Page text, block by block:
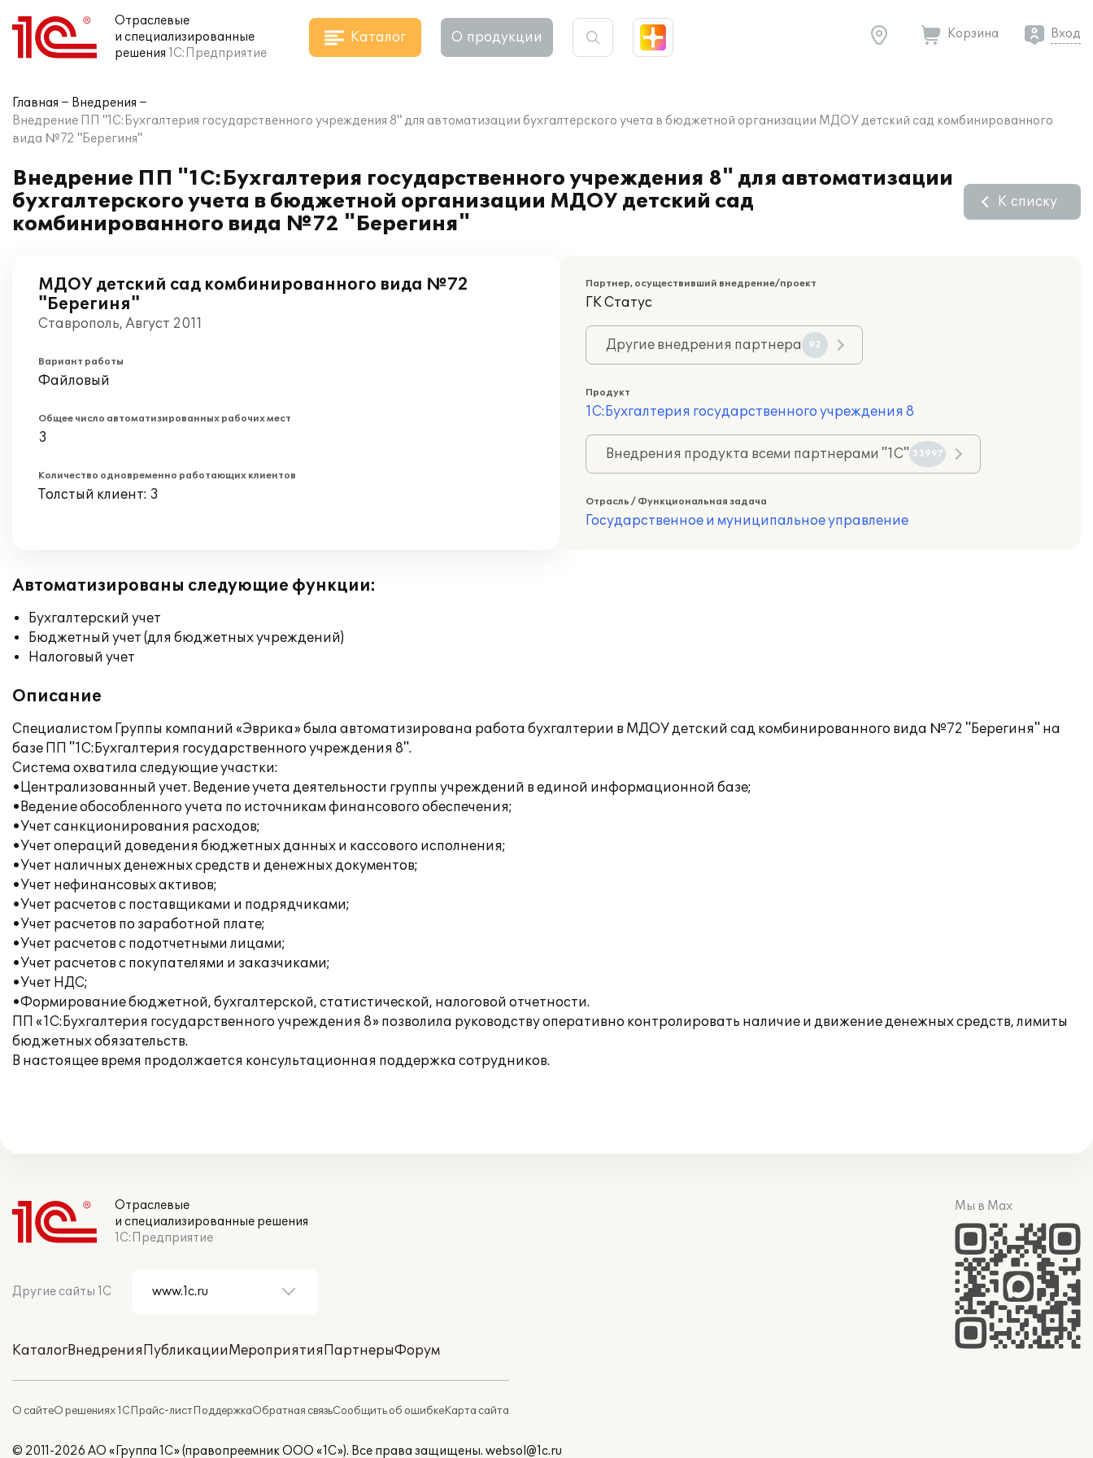
Отраслевые
и специализированные
решения 1С:Предприятие
Каталог О продукции Корзина Вход
Главная
Внедрения
Внедрение ПП "1С:Бухгалтерия государственного учреждения 8" для автоматизации бухгалтерского учета в бюджетной организации МДОУ детский сад комбинированного
вида №72 "Берегиня"
Внедрение ПП "1С:Бухгалтерия государственного учреждения 8" для автоматизации
бухгалтерского учета в бюджетной организации МДОУ детский сад
комбинированного вида №72 "Берегиня"
К списку
МДОУ детский сад комбинированного вида №72
"Берегиня"
Ставрополь, Август 2011
Вариант работы
Файловый
Общее число автоматизированных рабочих мест
3
Количество одновременно работающих клиентов
Толстый клиент: 3
Партнер, осуществивший внедрение/проект
ГК Статус
Другие внедрения партнера 92
Продукт
1С:Бухгалтерия государственного учреждения 8
Внедрения продукта всеми партнерами "1С" 33997
Отрасль / Функциональная задача
Государственное и муниципальное управление
Автоматизированы следующие функции:
Бухгалтерский учет
Бюджетный учет (для бюджетных учреждений)
Налоговый учет
Описание
Специалистом Группы компаний «Эврика» была автоматизирована работа бухгалтерии в МДОУ детский сад комбинированного вида №72 "Берегиня" на
базе ПП "1С:Бухгалтерия государственного учреждения 8".
Система охватила следующие участки:
•Централизованный учет. Ведение учета деятельности группы учреждений в единой информационной базе;
•Ведение обособленного учета по источникам финансового обеспечения;
•Учет санкционирования расходов;
•Учет операций доведения бюджетных данных и кассового исполнения;
•Учет наличных денежных средств и денежных документов;
•Учет нефинансовых активов;
•Учет расчетов с поставщиками и подрядчиками;
•Учет расчетов по заработной плате;
•Учет расчетов с подотчетными лицами;
•Учет расчетов с покупателями и заказчиками;
•Учет НДС;
•Формирование бюджетной, бухгалтерской, статистической, налоговой отчетности.
ПП «1С:Бухгалтерия государственного учреждения 8» позволила руководству оперативно контролировать наличие и движение денежных средств, лимиты
бюджетных обязательств.
В настоящее время продолжается консультационная поддержка сотрудников.
Отраслевые
и специализированные решения
1С:Предприятие
Другие сайты 1С
КаталогВнедренияПубликацииМероприятияПартнерыФорум
О сайтеО решениях 1СПрайс-листПоддержкаОбратная связьСообщить об ошибкеКарта сайта
Мы в Max
© 2011-2026 АО «Группа 1С» (правопреемник ООО «1С»). Все права защищены. websol@1c.ru